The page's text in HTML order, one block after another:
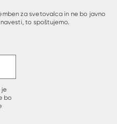
za svetovalca in ne bo javno
to spoštujemo.
je
bo